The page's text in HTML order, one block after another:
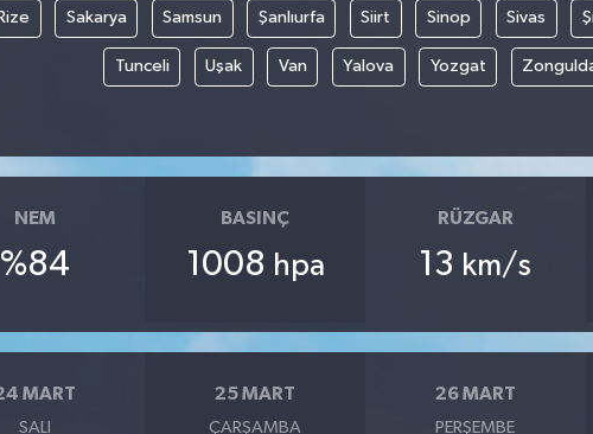
Rize Sakarya Samsun Şanlıurfa Siirt Sinop Sivas
Tunceli Uşak Van Yalova Yozgat
NEM
%84
BASINÇ
1008 hpa
RÜZGAR
13 km/s
MART
SALI
25 MART
ÇARŞAMBA
26 MART
PERŞEMBE